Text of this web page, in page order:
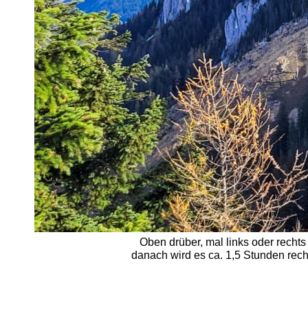
Oben drüber, mal links oder
danach wird es ca. 1,5 Stunden